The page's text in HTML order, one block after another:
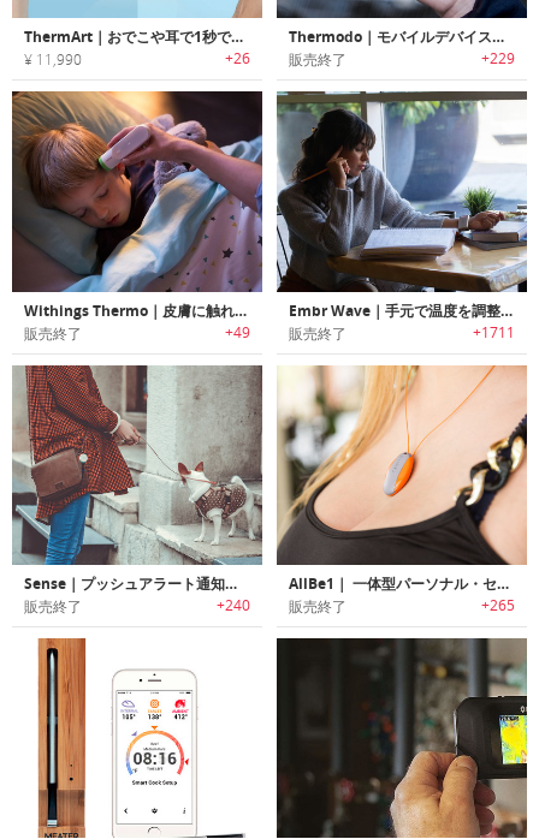
ThermArt｜おでこや耳で1秒で体温測定できるスマート体温計「サームアート」
¥ 11,990 +26
Thermodo｜モバイルデバイス用温度計
販売終了 +229
Withings Thermo｜皮膚に触れずに2秒で正確に体温を計測可能なスマート温度計「サーモ」
販売終了 +49
Embr Wave｜手元で温度を調整可能なリストバンド「エンバーウェーブ」
販売終了 +1711
Sense｜プッシュアラート通知機能搭載小型スマートセンサー「センス」
販売終了 +240
AllBe1｜ 一体型パーソナル・セキュリティデバイス「オールビーワン」
販売終了 +265